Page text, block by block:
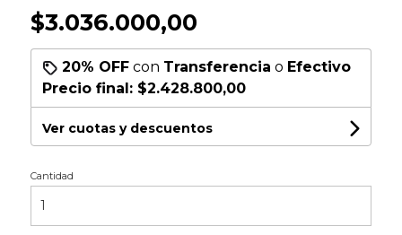
$3.036.000,00
20% OFFcon Transferencia o Efectivo
Precio final: $2.428.800,00
Ver cuotas y descuentos
Cantidad